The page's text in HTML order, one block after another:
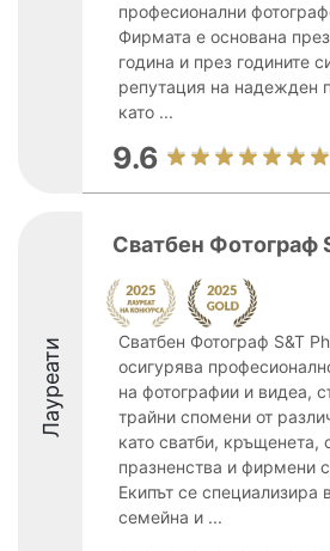
професионални
Фирмата е основана
година и през годините
репутация на надежден
като ...
9.6
Лауреати
Сватбен Фотограф
Сватбен Фотограф S&T
осигурява
на фотографии и видеа,
трайни спомени от
като сватби, кръщенета,
празненства и фирмени
Екипът се специализира
семейна и ...